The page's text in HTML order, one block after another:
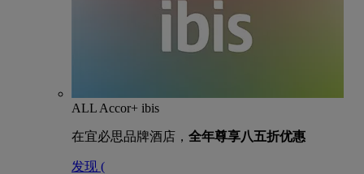
ALL Accor+ ibis
在宜必思品牌酒店， 全年尊享八五折优惠
发现 (